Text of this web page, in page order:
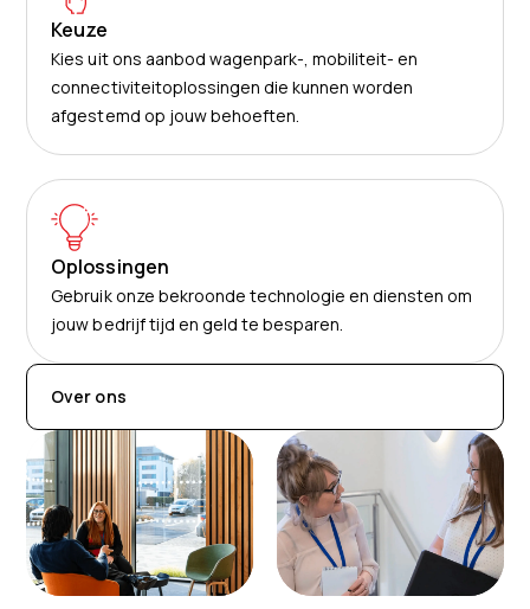
Keuze
Kies uit ons aanbod wagenpark-, mobiliteit- en
connectiviteitoplossingen die kunnen worden
afgestemd op jouw behoeften.
Oplossingen
Gebruik onze bekroonde technologie en diensten om
jouw bedrijf tijd en geld te besparen.
Over ons